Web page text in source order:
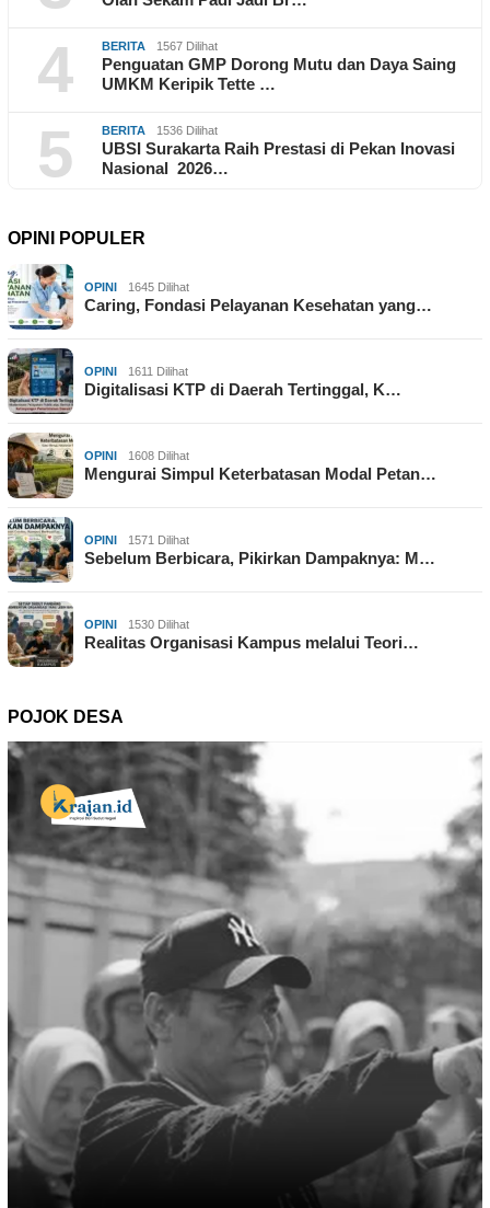
4 BERITA 1567 Dilihat
Penguatan GMP Dorong Mutu dan Daya Saing
UMKM Keripik Tette …
5 BERITA 1536 Dilihat
UBSI Surakarta Raih Prestasi di Pekan Inovasi
Nasional 2026…
OPINI POPULER
OPINI 1645 Dilihat
Caring, Fondasi Pelayanan Kesehatan yang…
OPINI 1611 Dilihat
Digitalisasi KTP di Daerah Tertinggal, K…
OPINI 1608 Dilihat
Mengurai Simpul Keterbatasan Modal Petan…
OPINI 1571 Dilihat
Sebelum Berbicara, Pikirkan Dampaknya: M…
OPINI 1530 Dilihat
Realitas Organisasi Kampus melalui Teori…
POJOK DESA